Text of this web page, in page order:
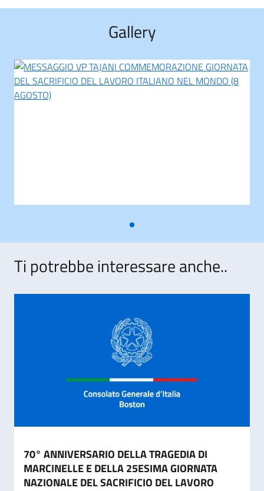
Gallery
Ti potrebbe interessare anche..
70° ANNIVERSARIO DELLA TRAGEDIA DI
MARCINELLE E DELLA 25ESIMA GIORNATA
NAZIONALE DEL SACRIFICIO DEL LAVORO